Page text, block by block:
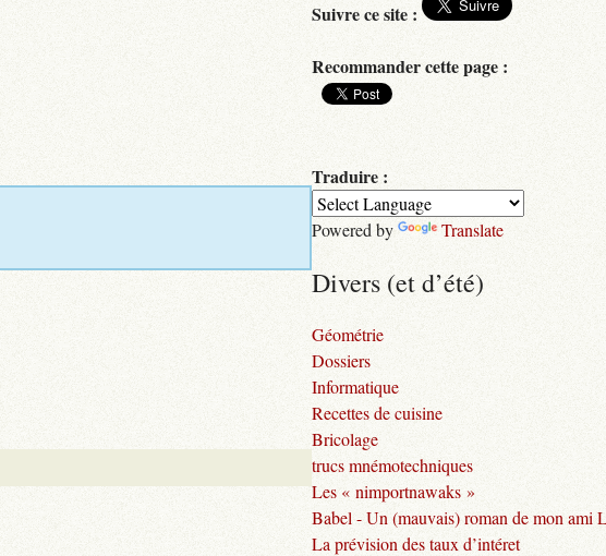
Suivre ce site :
Recommander cette page :
Traduire :
Powered by Translate
Divers (et d’été)
Géométrie
Dossiers
Informatique
Recettes de cuisine
Bricolage
trucs mnémotechniques
Les « nimportnawaks »
Babel - Un (mauvais) roman de mon ami
La prévision des taux d’intéret